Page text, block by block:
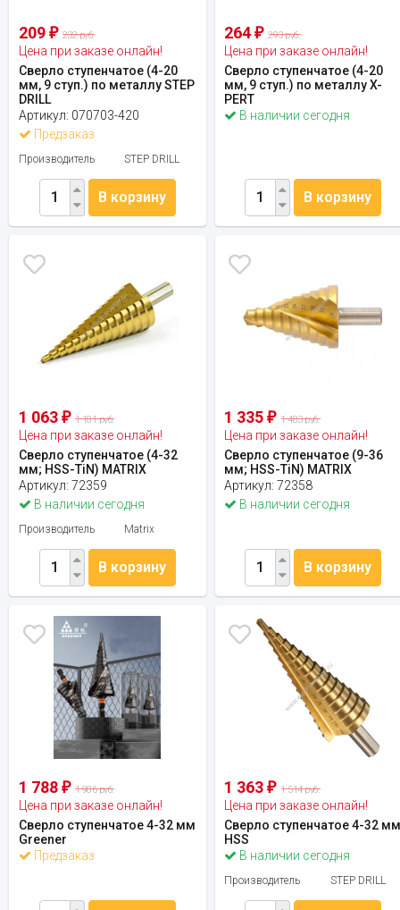
209 ₽ 232 руб.
Цена при заказе онлайн!
Сверло ступенчатое (4-20
мм, 9 ступ.) по металлу STEP
DRILL
Артикул: 070703-420
Предзаказ
Производитель STEP DRILL
В корзину
264₽ 293 руб.
Цена при заказе онлайн!
Сверло ступенчатое (4-20
мм, 9 ступ.) по металлу X-
PERT
В наличии сегодня
В корзину
1 063 ₽ 1 181 руб.
Цена при заказе онлайн!
Сверло ступенчатое (4-32
мм; HSS-TiN) MATRIX
Артикул: 72359
В наличии сегодня
Производитель Matrix
В корзину
1 335₽ 1 483 руб.
Цена при заказе онлайн!
Сверло ступенчатое (9-36
мм; HSS-TiN) MATRIX
Артикул:72358
В наличии сегодня
В корзину
1 788 ₽ 1 986 руб.
Цена при заказе онлайн!
Сверло ступенчатое 4-32 мм
Greener
Предзаказ
1 363₽ 1 514 руб.
Цена при заказе онлайн!
Сверло ступенчатое 4-32
HSS
В наличии сегодня
Производитель STEP DRILL